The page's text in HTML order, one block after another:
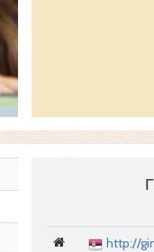
http://